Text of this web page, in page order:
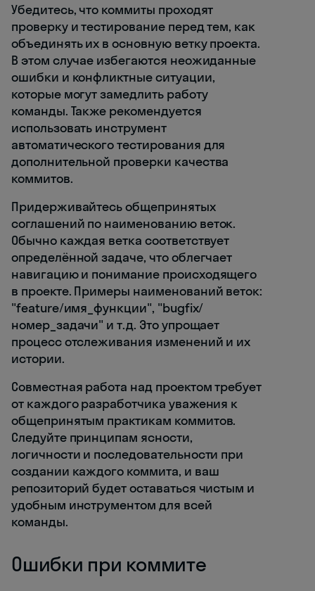
Убедитесь, что коммиты проходят
проверку и тестирование перед тем, как
объединять их в основную ветку проекта.
В этом случае избегаются неожиданные
ошибки и конфликтные ситуации,
которые могут замедлить работу
команды. Также рекомендуется
использовать инструмент
автоматического тестирования для
дополнительной проверки качества
коммитов.
Придерживайтесь общепринятых
соглашений по наименованию веток.
Обычно каждая ветка соответствует
определённой задаче, что облегчает
навигацию и понимание происходящего
в проекте. Примеры наименований веток:
"feature/имя_функции", "bugfix/
номер_задачи" и т.д. Это упрощает
процесс отслеживания изменений и их
истории.
Совместная работа над проектом требует
от каждого разработчика уважения к
общепринятым практикам коммитов.
Следуйте принципам ясности,
логичности и последовательности при
создании каждого коммита, и ваш
репозиторий будет оставаться чистым и
удобным инструментом для всей
команды.
Ошибки при коммите